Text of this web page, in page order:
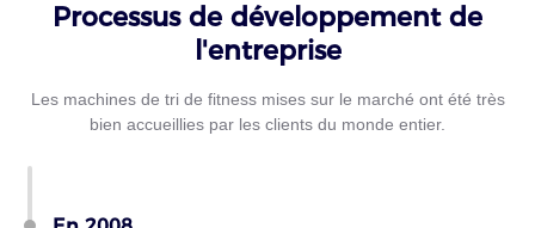
Processus de développement de
l'entreprise
Les machines de tri de fitness mises sur le marché ont été très
bien accueillies par les clients du monde entier.